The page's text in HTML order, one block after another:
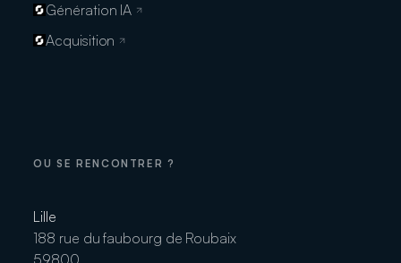
Génération IA
Acquisition
OU SE RENCONTRER ?
Lille
188 rue du faubourg de Roubaix